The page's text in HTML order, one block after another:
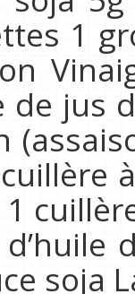
1
de jus
soja